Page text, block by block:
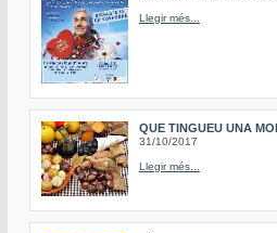
Llegir més...
QUE TINGUEU UNA
31/10/2017
Llegir més...